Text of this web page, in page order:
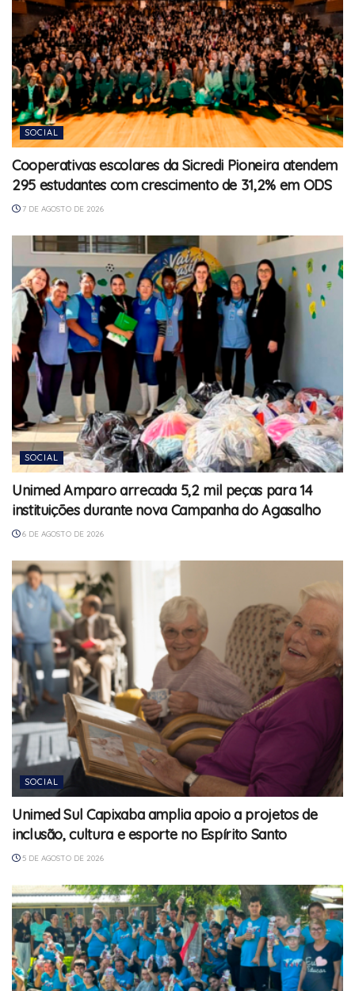
SOCIAL
Cooperativas escolares da Sicredi Pioneira atendem
295 estudantes com crescimento de 31,2% em ODS
7 DE AGOSTO DE 2026
SOCIAL
Unimed Amparo arrecada 5,2 mil peças para 14
instituições durante nova Campanha do Agasalho
6 DE AGOSTO DE 2026
SOCIAL
Unimed Sul Capixaba amplia apoio a projetos de
inclusão, cultura e esporte no Espírito Santo
5 DE AGOSTO DE 2026